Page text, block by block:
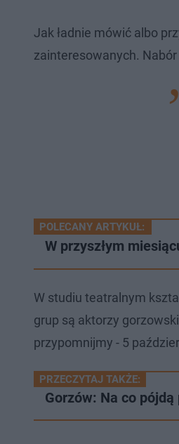
Jak ładnie mówić albo
zainteresowanych.
POLECANY ARTYKUŁ:
W przyszłym
W studiu teatralnym
grup są aktorzy
przypomnijmy - 5
PRZECZYTAJ TAKŻE:
Gorzów: Na co